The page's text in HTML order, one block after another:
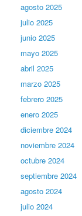
agosto 2025
julio 2025
junio 2025
mayo 2025
abril 2025
marzo 2025
febrero 2025
enero 2025
diciembre 2024
noviembre 2024
octubre 2024
septiembre 2024
agosto 2024
julio 2024